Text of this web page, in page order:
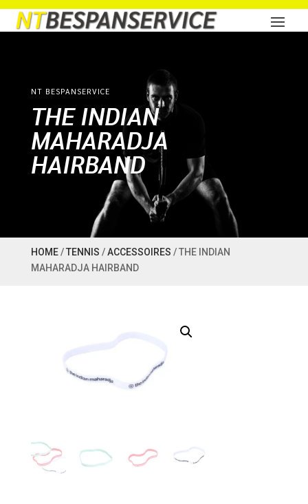
NT BESPANSERVICE
THE INDIAN
MAHARADJA
HAIRBAND
HOME/TENNIS /ACCESSOIRES / THE INDIAN
MAHARADJA HAIRBAND